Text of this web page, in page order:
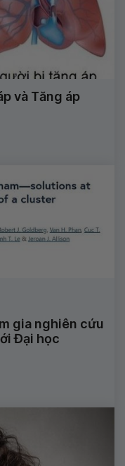
và Tăng áp
gia nghiên cứu
Đại học